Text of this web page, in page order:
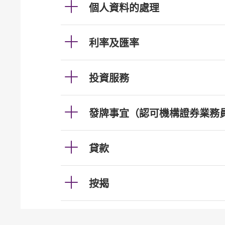
個人資料的處理
利率及匯率
投資服務
發牌事宜（認可機構證券業務
貸款
按揭